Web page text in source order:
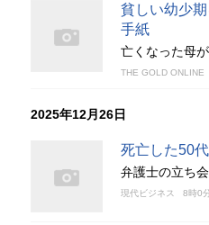
貧しい幼少
手紙
亡くなった母
THE GOLD ONLINE
2025年12月26日
死亡した50
弁護士の立ち
現代ビジネス 8時0